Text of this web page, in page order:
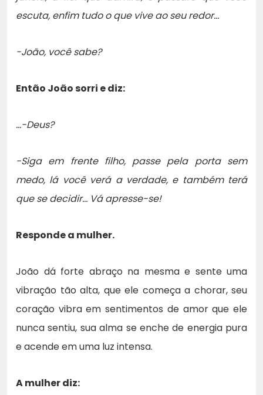
escuta, enfim tudo o que vive ao seu redor…
-João, você sabe?
Então João sorri e diz:
…-Deus?
-Siga em frente filho, passe pela porta sem
medo, lá você verá a verdade, e também terá
que se decidir… Vá apresse-se!
Responde a mulher.
João dá forte abraço na mesma e sente uma
vibração tão alta, que ele começa a chorar, seu
coração vibra em sentimentos de amor que ele
nunca sentiu, sua alma se enche de energia pura
e acende em uma luz intensa.
A mulher diz: